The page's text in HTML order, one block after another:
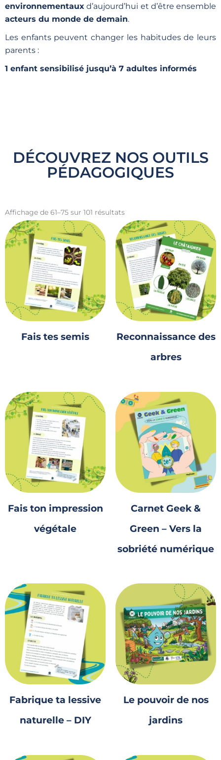
environnementaux d’aujourd’hui et d’être ensemble
acteurs du monde de demain.
Les enfants peuvent changer les habitudes de leurs
parents :
1 enfant sensibilisé jusqu’à 7 adultes informés
DÉCOUVREZ NOS OUTILS
PÉDAGOGIQUES
Affichage de 61–75 sur 101 résultats
Fais tes semis
Reconnaissance des
arbres
Fais ton impression
végétale
Carnet Geek &
Green – Vers la
sobriété numérique
Fabrique ta lessive
naturelle – DIY
Le pouvoir de nos
jardins